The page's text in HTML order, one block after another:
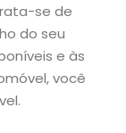
se de
do seu
e às
você